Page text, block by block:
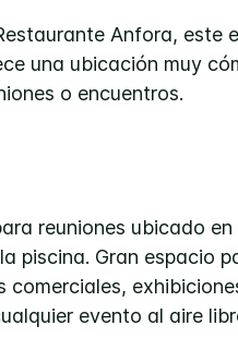
Anfora, este
una ubicación muy
o encuentros.
reuniones ubicado en
piscina. Gran espacio
comerciales,
evento al aire